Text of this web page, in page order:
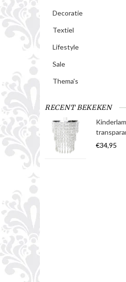
Decoratie
Textiel
Lifestyle
Sale
Thema's
RECENT BEKEKEN
€34,95